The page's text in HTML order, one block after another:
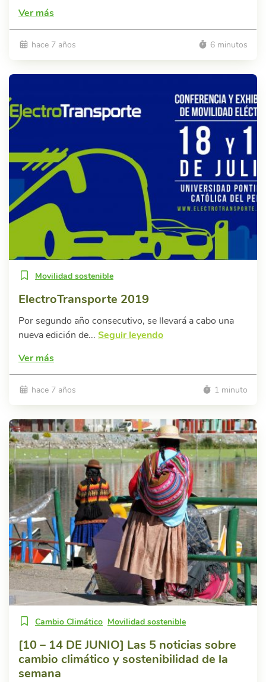
Ver más
hace 7 años 6 minutos
Movilidad sostenible
ElectroTransporte 2019
Por segundo año consecutivo, se llevará a cabo una
nueva edición de... Seguir leyendo
Ver más
hace 7 años 1 minuto
Cambio Climático Movilidad sostenible
[10 – 14 DE JUNIO] Las 5 noticias sobre
cambio climático y sostenibilidad de la
semana